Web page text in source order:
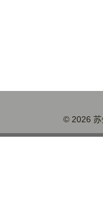
© 2026